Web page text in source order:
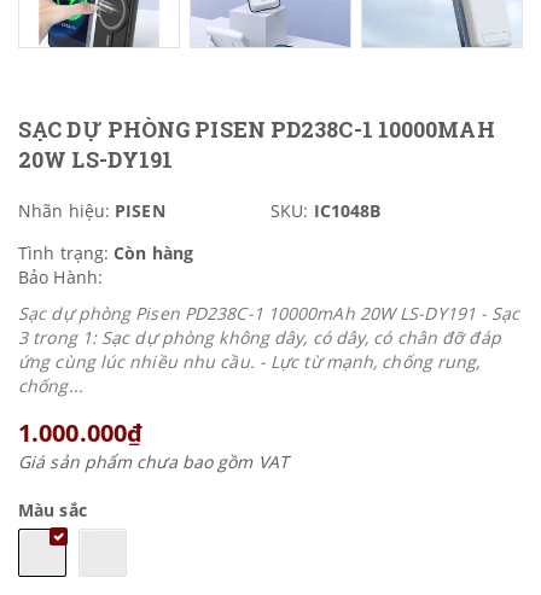
SẠC DỰ PHÒNG PISEN PD238C-1 10000MAH
20W LS-DY191
Nhãn hiệu: PISEN SKU: IC1048B
Tình trạng: Còn hàng
Bảo Hành:
Sạc dự phòng Pisen PD238C-1 10000mAh 20W LS-DY191 - Sạc
3 trong 1: Sạc dự phòng không dây, có dây, có chân đỡ đáp
ứng cùng lúc nhiều nhu cầu. - Lực từ mạnh, chống rung,
chống...
1.000.000₫
Giá sản phẩm chưa bao gồm VAT
Màu sắc